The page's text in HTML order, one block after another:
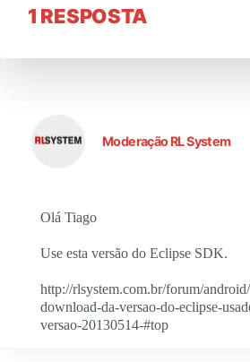
1 RESPOSTA
Moderação RL System
Olá Tiago
Use esta versão do Eclipse SDK.
http://rlsystem.com.br/forum/
download-da-versao-do-eclipse-
versao-20130514-#top